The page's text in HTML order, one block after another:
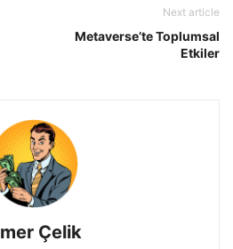
Next article
Metaverse’te Toplumsal
Etkiler
Çelik